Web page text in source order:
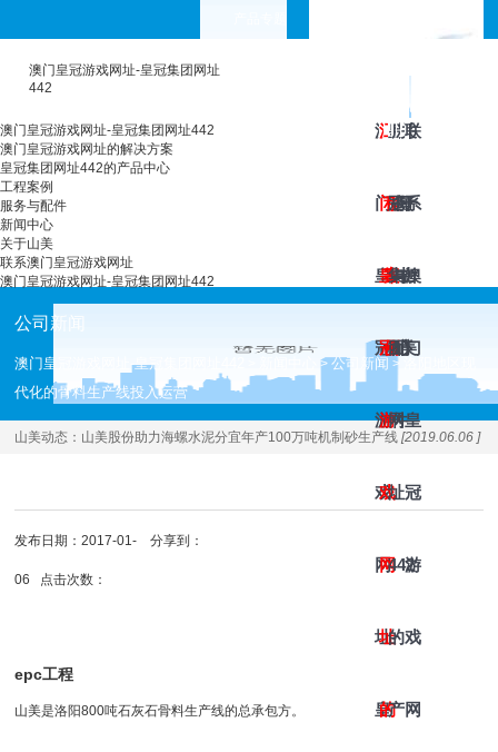
澳门皇冠游戏网址-皇冠集团网址
442
澳
门
皇
冠
游
戏
网
址-
皇
澳
门
皇
冠
游
戏
网
址
的
工
程
案
例
皇
冠
集
团
网
址
442
的
产
服
务
与
配
件
新
闻
中
心
关
于
山
美
联
系
澳
门
皇
冠
游
戏
网
澳门皇冠游戏网址-皇冠集团网址442
澳门皇冠游戏网址的解决方案
皇冠集团网址442的产品中心
工程案例
服务与配件
新闻中心
关于山美
联系澳门皇冠游戏网址
澳门皇冠游戏网址-皇冠集团网址442
公司新闻
澳门皇冠游戏网址-皇冠集团网址442 >公司新闻 >
代化的骨料生产线投入运营
山美动态： 山美股份助力海螺水泥分宜年产100万吨机制砂生产线 [2019.06.06 ]
分享到：
发布日期：2017-01-
06 点击次数：
epc工程
山美是洛阳800吨石灰石骨料生产线的总承包方。